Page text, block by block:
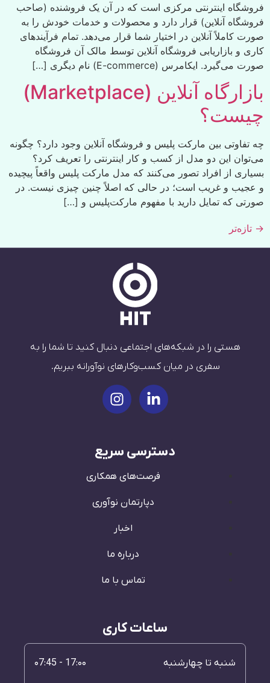
فروشگاه اینترنتی مرکزی است که در آن یک فروشنده (صاحب
فروشگاه آنلاین) قرار دارد و محصولات و خدمات خودش را به
صورت کاملاً آنلاین در اختیار شما قرار می‌دهد. تمام فرآیندهای
کاری و بازاریابی فروشگاه آنلاین توسط مالک آن فروشگاه
صورت می‌گیرد. ایکامرس (E-commerce) نام دیگری […]
بازارگاه آنلاین (Marketplace)
چیست؟
چه تفاوتی بین مارکت پلیس و فروشگاه آنلاین وجود دارد؟ چگونه
می‌توان این دو مدل از کسب و کار اینترنتی را تعریف کرد؟
بسیاری از افراد تصور می‌کنند که مدل مارکت پلیس واقعاً پیچیده
و عجیب و غریب است؛ در حالی که اصلاً چنین چیزی نیست. در
صورتی که تمایل دارید با مفهوم مارکت‌پلیس و […]
→ تازه‌تر
هستی را در شبکه‌های اجتماعی دنبال کنید تا شما را به
سفری در میان کسب‌وکارهای نوآورانه ببریم.
دسترسی سریع
فرصت‌های همکاری
دپارتمان نوآوری
اخبار
درباره ما
تماس با ما
ساعات کاری
شنبه تا چهارشنبه 17:۰۰ - ۰7:45